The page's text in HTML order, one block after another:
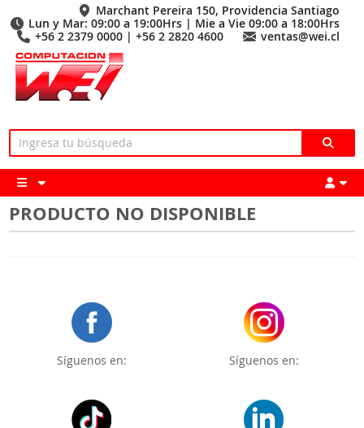
Marchant Pereira 150, Providencia Santiago
Lun y Mar: 09:00 a 19:00Hrs | Mie a Vie 09:00 a 18:00Hrs
+56 2 2379 0000 | +56 2 2820 4600
ventas@wei.cl
PRODUCTO NO DISPONIBLE
Síguenos en: Síguenos en: